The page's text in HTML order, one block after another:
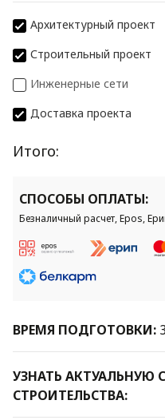
Архитектурный проект
Строительный проект
Инженерные сети
Доставка проекта
Итого:
СПОСОБЫ ОПЛАТЫ:
Безналичный расчет, Epos,
ВРЕМЯ ПОДГОТОВКИ:
УЗНАТЬ АКТУАЛЬНУЮ
СТРОИТЕЛЬСТВА: